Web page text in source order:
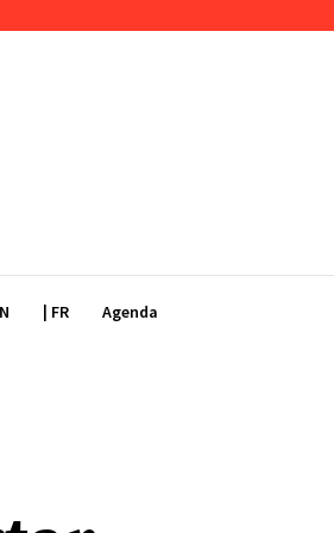
| FR Agenda